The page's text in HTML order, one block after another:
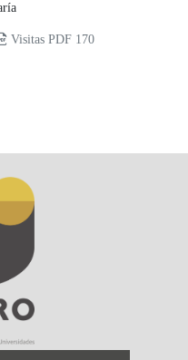
Visitas PDF 170